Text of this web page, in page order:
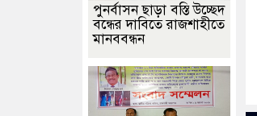
পুনর্বাসন ছাড়া বস্তি উচ্ছেদ
বন্ধের দাবিতে রাজশাহীতে
মানববন্ধন